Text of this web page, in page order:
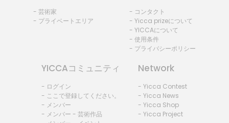
- 芸術家
- プライベートエリア
- コンタクト
- Yicca prizeについて
- YICCAについて
- 使用条件
- プライバシーポリシー
YICCAコミュニティ
- ログイン
- ここで登録してください。
- メンバー
- メンバー - 芸術作品
Network
- Yicca Contest
- Yicca News
- Yicca Shop
- Yicca Project